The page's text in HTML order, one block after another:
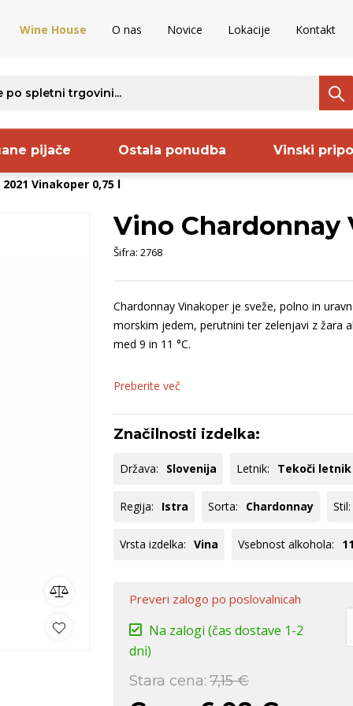
Wine House O nas Novice Lokacije Kontakt
Regija
Vipavska
dolina
Istra
Dolenjska
Bela Krajina
Keltis
Codorniu
Frelih
Poglej vse
pijače
Whisky
Ostala ponudba
Pivo
Vinski
Kozarci
Vinakoper 0,75 l
Vino Chardonnay
Šifra: 2768
Chardonnay Vinakoper je sveže, polno in
morskim jedem, perutnini ter zelenjavi z žara
med 9 in 11 °C.
Preberite več
Značilnosti izdelka:
Država: Slovenija Letnik: Tekoči letnik
Regija: Istra Sorta: Chardonnay Stil:
Vrsta izdelka: Vina Vsebnost alkohola:
Preveri zalogo po poslovalnicah
Na zalogi (čas dostave 1-2
dni)
Stara cena: 7,15 €